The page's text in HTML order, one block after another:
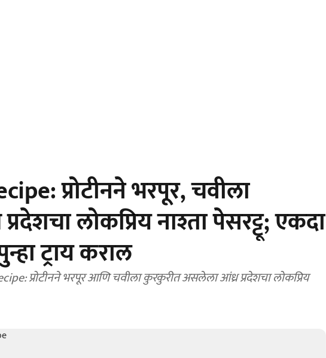
प्रोटीनने भरपूर, चवीला
लोकप्रिय नाश्ता पेसरट्टू; एकदा
ट्राय कराल
प्रोटीनने भरपूर आणि चवीला कुरकुरीत असलेला आंध्र प्रदेशचा लोकप्रिय